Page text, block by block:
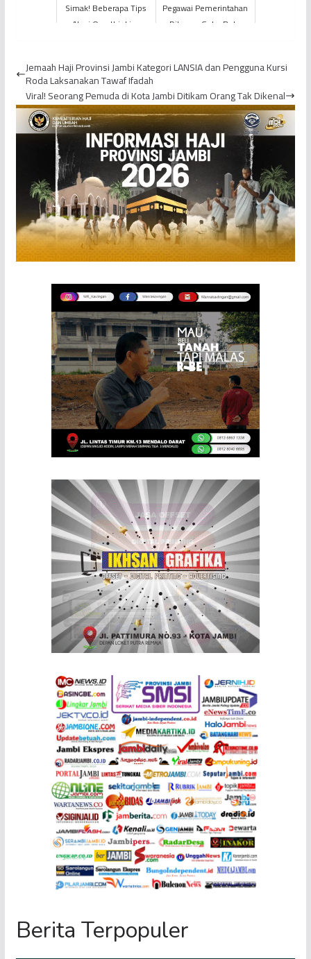
Simak! Beberapa Tips
Atasi Overthinking
Pegawai Pemerintahan
Dilarang Gelar Buka
Jemaah Haji Provinsi Jambi Kategori LANSIA dan Pengguna Kursi
Roda Laksanakan Tawaf Ifadah
Viral! Seorang Pemuda di Kota Jambi Ditikam Orang Tak Dikenal
Berita Terpopuler